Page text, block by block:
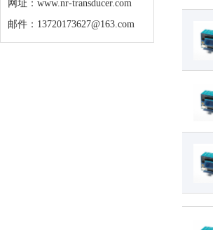
网址：www.nr-transducer.com
邮件：13720173627@163.com